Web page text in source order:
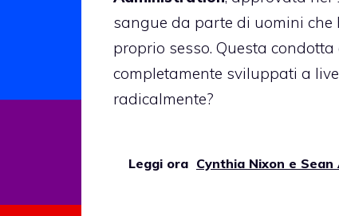
sangue da parte di uomini
proprio sesso. Questa
completamente sviluppati a
radicalmente?
Leggi ora Cynthia Nixon e